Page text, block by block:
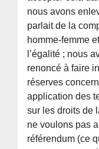
nous avons
parlait de la
homme-femme
l’égalité ; nous
renoncé à faire
réserves
application des
sur les droits de
ne voulons pas
référendum (ce